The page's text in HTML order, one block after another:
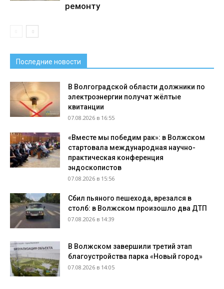
ремонту
Последние новости
В Волгоградской области должники по
электроэнергии получат жёлтые
квитанции
07.08.2026 в 16:55
«Вместе мы победим рак»: в Волжском
стартовала международная научно-
практическая конференция
эндоскопистов
07.08.2026 в 15:56
Сбил пьяного пешехода, врезался в
столб: в Волжском произошло два ДТП
07.08.2026 в 14:39
В Волжском завершили третий этап
благоустройства парка «Новый город»
07.08.2026 в 14:05